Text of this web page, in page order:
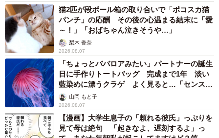
代プロジェクト」だ。各自の得意分野を生かして、楽しみ
ながら保護猫活動に参加できる仕組みづくりを目指す。
その内容は、大きく4つに分けられる。
ひとつは、若手作家のイラストやハンドメイド作品をチャ
リティーグッズ（缶バッジ、ポーチ等）化して、表現の場
と支援を両立させる「アートボランティア」。
ふたつめは、ゴミ拾いを通じて地域社会の一員として環境
猫2匹が段ボール箱の取り合いで「ポコスカ猫
パンチ」の応酬 その後の心温まる結末に「愛
～！」「おばちゃん泣きそうや…」
梨木 香奈
2026.08.07
「ちょっとババロアみたい」パートナーの誕生
日に手作りトートバッグ 完成まで1年 淡い
藍染めに漂うクラゲ よく見ると…「センスす
ごい」山岡 もと子
2026.08.07
【漫画】大学生息子の「頼れる彼氏」っぷりを
見て母は絶句 「起きなよ、遅刻するよ」っ